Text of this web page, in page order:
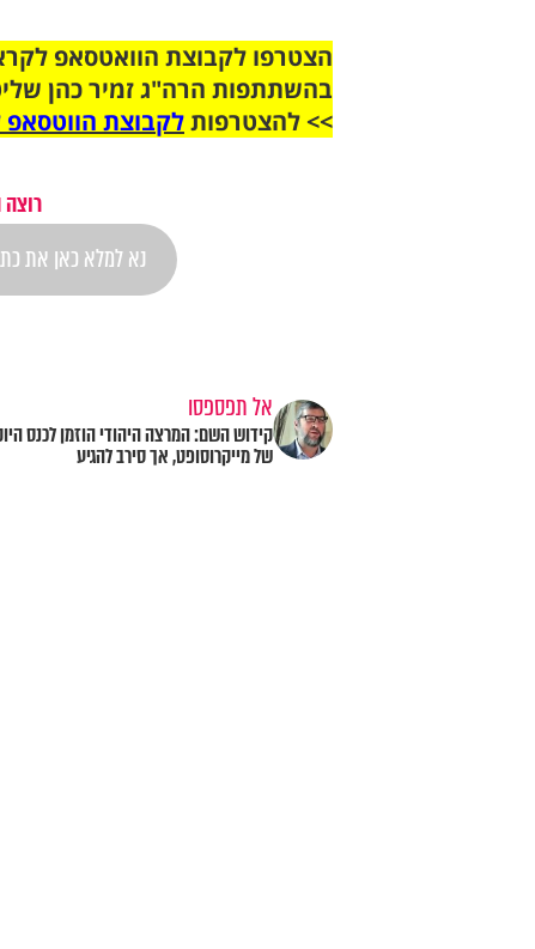
בהשתתפות הרה"ג זמיר כהן
>> להצטרפותלקבוצת הווטסאפ
אל תפספסו
קידוש השם: המרצה היהודי הוזמן לכנס
של מייקרוסופט, אך סירב להגיע